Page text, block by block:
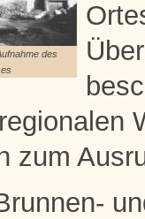
des
zum